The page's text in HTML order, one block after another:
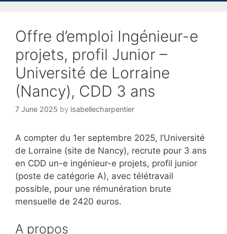
Offre d’emploi Ingénieur-e
projets, profil Junior –
Université de Lorraine
(Nancy), CDD 3 ans
7 June 2025 by isabellecharpentier
A compter du 1er septembre 2025, l’Université
de Lorraine (site de Nancy), recrute pour 3 ans
en CDD un-e ingénieur-e projets, profil junior
(poste de catégorie A), avec télétravail
possible, pour une rémunération brute
mensuelle de 2420 euros.
A propos